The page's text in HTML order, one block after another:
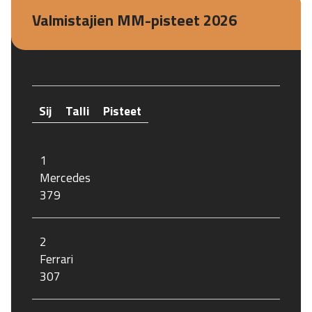
Valmistajien MM-pisteet 2026
Sij Talli Pisteet
1
Mercedes
379
2
Ferrari
307